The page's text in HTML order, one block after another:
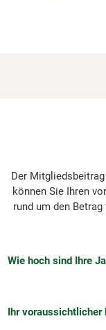
Der
können Sie Ihren
rund um den
Wie hoch sind Ihre
Ihr